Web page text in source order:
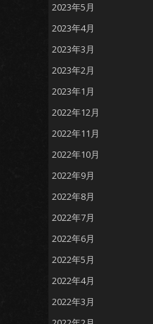
2023年5月
2023年4月
2023年3月
2023年2月
2023年1月
2022年12月
2022年11月
2022年10月
2022年9月
2022年8月
2022年7月
2022年6月
2022年5月
2022年4月
2022年3月